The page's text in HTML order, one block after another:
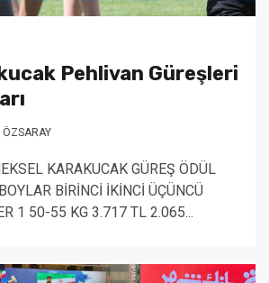
Pehlivan Güreşleri
KARAKUCAK GÜREŞ ÖDÜL
BİRİNCİ İKİNCİ ÜÇÜNCÜ
1 50-55 KG 3.717 TL 2.065...